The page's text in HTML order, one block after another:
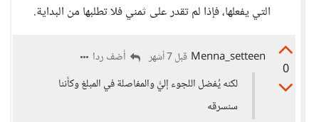
التي يفعلها، فإذا لم تقدر على ثمني فلا تطلبها من البداية.
0
Menna_setteen قبل 7 أشهر
أضف ردا
لكنه يُفضل اللجوء إليَّ والمفاصلة في المبلغ وكأننا
سنسرقه